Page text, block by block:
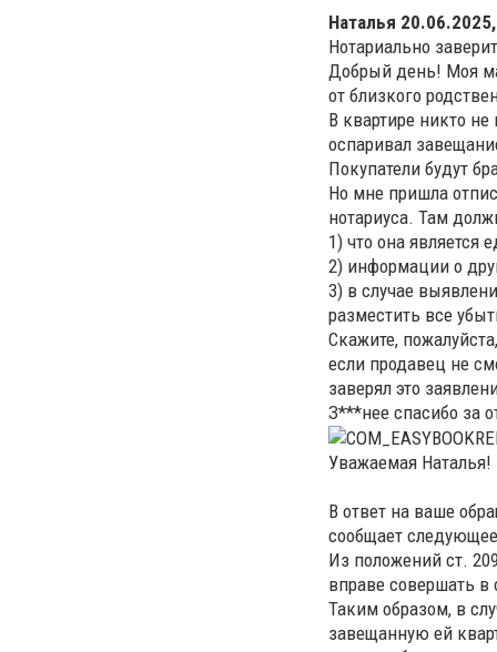
Наталья
Нотариально
Добрый день! Моя
от близкого
В квартире никто
оспаривал
Покупатели будут
Но мне пришла
нотариуса. Там
1) что она
2) информации о
3) в случае
разместить все
Скажите,
если продавец не
заверял это
З***нее спасибо за
Уважаемая Наталья!
В ответ на ваше
сообщает
Из положений ст.
вправе совершать
Таким образом, в
завещанную ей